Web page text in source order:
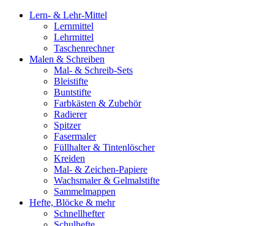
Lern- & Lehr-Mittel
Lernmittel
Lehrmittel
Taschenrechner
Malen & Schreiben
Mal- & Schreib-Sets
Bleistifte
Buntstifte
Farbkästen & Zubehör
Radierer
Spitzer
Fasermaler
Füllhalter & Tintenlöscher
Kreiden
Mal- & Zeichen-Papiere
Wachsmaler & Gelmalstifte
Sammelmappen
Hefte, Blöcke & mehr
Schnellhefter